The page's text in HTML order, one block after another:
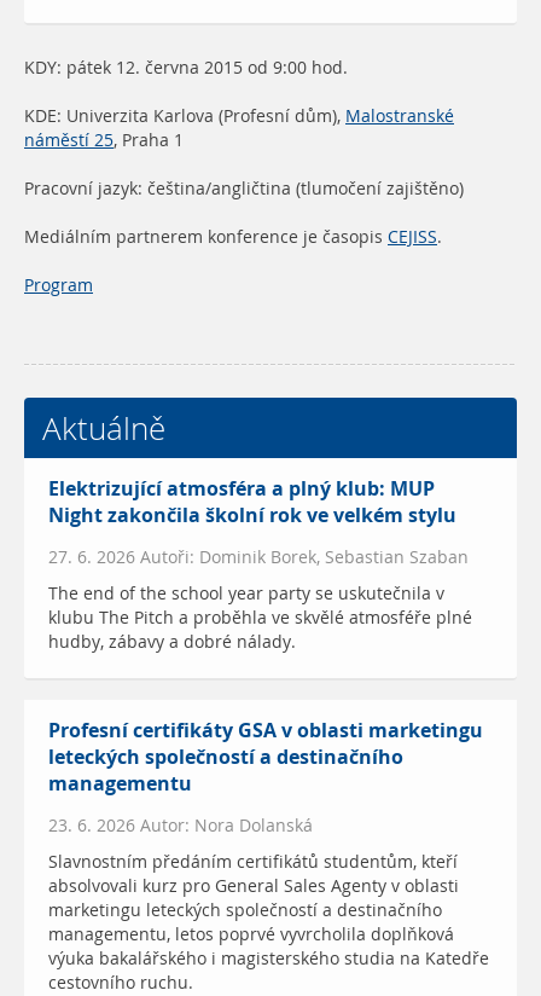
KDY: pátek 12. června 2015 od 9:00 hod.
KDE: Univerzita Karlova (Profesní dům), Malostranské
náměstí 25, Praha 1
Pracovní jazyk: čeština/angličtina (tlumočení zajištěno)
Mediálním partnerem konference je časopis CEJISS.
Program
Aktuálně
Elektrizující atmosféra a plný klub: MUP
Night zakončila školní rok ve velkém stylu
27. 6. 2026 Autoři: Dominik Borek, Sebastian Szaban
The end of the school year party se uskutečnila v
klubu The Pitch a proběhla ve skvělé atmosféře plné
hudby, zábavy a dobré nálady.
Profesní certifikáty GSA v oblasti marketingu
leteckých společností a destinačního
managementu
23. 6. 2026 Autor: Nora Dolanská
Slavnostním předáním certifikátů studentům, kteří
absolvovali kurz pro General Sales Agenty v oblasti
marketingu leteckých společností a destinačního
managementu, letos poprvé vyvrcholila doplňková
výuka bakalářského i magisterského studia na Katedře
cestovního ruchu.